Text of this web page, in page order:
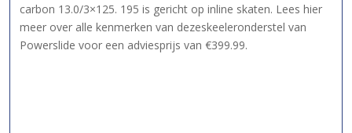
carbon 13.0/3×125. 195 is gericht op inline skaten. Lees hier
meer over alle kenmerken van dezeskeeleronderstel van
Powerslide voor een adviesprijs van €399.99.